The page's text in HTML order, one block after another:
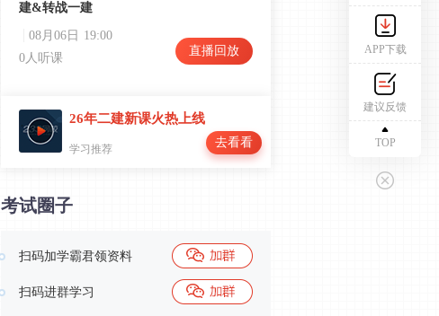
建&转战一建
08月06日 19:00
0人听课
直播回放
26年二建新课火热上线
学习推荐 去看看
考试圈子
扫码加学霸君领资料
扫码进群学习
APP下载
建议反馈
TOP